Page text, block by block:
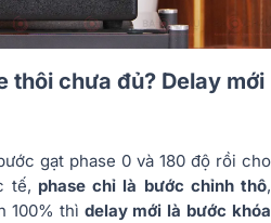
thôi chưa đủ? Delay mới
gạt phase 0 và 180 độ rồi cho
tế, phase chỉ là bước chỉnh thô,
100% thì delay mới là bước khóa